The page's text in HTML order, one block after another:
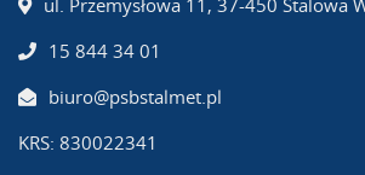
ul. Przemysłowa 11, 37-450 Stalowa
15 844 34 01
biuro@psbstalmet.pl
KRS: 830022341